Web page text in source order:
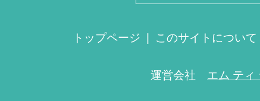
トップページ このサイトについて
運営会社 エム ティ